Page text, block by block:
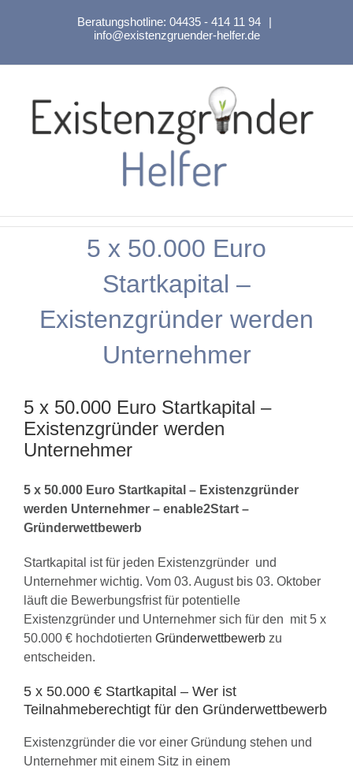
Beratungshotline: 04435 - 414 11 94
|
info@existenzgruender-helfer.de
5 x 50.000 Euro
Startkapital –
Existenzgründer werden
Unternehmer
5 x 50.000 Euro Startkapital –
Existenzgründer werden
Unternehmer
5 x 50.000 Euro Startkapital – Existenzgründer
werden Unternehmer – enable2Start –
Gründerwettbewerb
Startkapital ist für jeden Existenzgründer und
Unternehmer wichtig. Vom 03. August bis 03. Oktober
läuft die Bewerbungsfrist für potentielle
Existenzgründer und Unternehmer sich für den mit 5 x
50.000 € hochdotierten Gründerwettbewerb zu
entscheiden.
5 x 50.000 € Startkapital – Wer ist
Teilnahmeberechtigt für den Gründerwettbewerb
Existenzgründer die vor einer Gründung stehen und
Unternehmer mit einem Sitz in einem